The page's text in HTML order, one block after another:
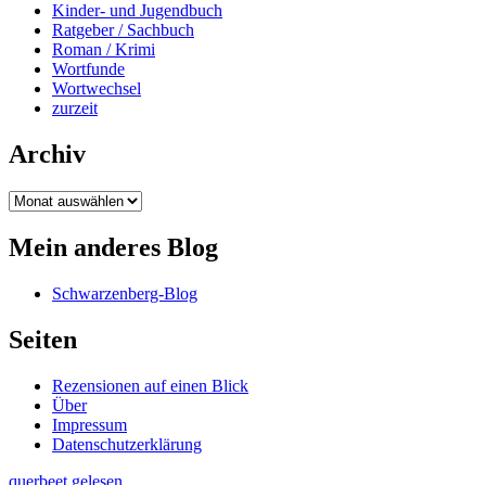
Kinder- und Jugendbuch
Ratgeber / Sachbuch
Roman / Krimi
Wortfunde
Wortwechsel
zurzeit
Archiv
Archiv
Mein anderes Blog
Schwarzenberg-Blog
Seiten
Rezensionen auf einen Blick
Über
Impressum
Datenschutzerklärung
querbeet gelesen